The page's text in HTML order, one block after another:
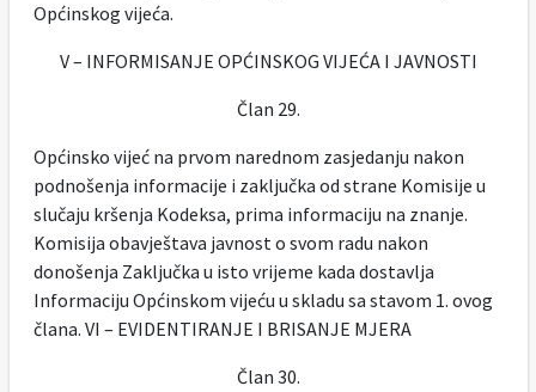
Općinskog vijeća.
V – INFORMISANJE OPĆINSKOG VIJEĆA I JAVNOSTI
Član 29.
Općinsko vijeć na prvom narednom zasjedanju nakon
podnošenja informacije i zaključka od strane Komisije u
slučaju kršenja Kodeksa, prima informaciju na znanje.
Komisija obavještava javnost o svom radu nakon
donošenja Zaključka u isto vrijeme kada dostavlja
Informaciju Općinskom vijeću u skladu sa stavom 1. ovog
člana. VI – EVIDENTIRANJE I BRISANJE MJERA
Član 30.